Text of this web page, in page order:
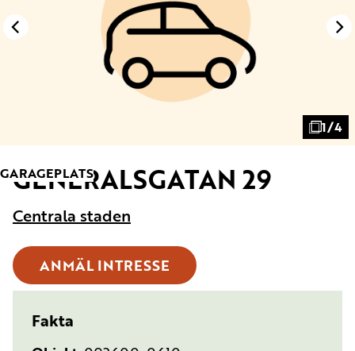
1/4
TYP:
GARAGEPLATS
GENERALSGATAN 29
Centrala staden
ANMÄL INTRESSE
Fakta